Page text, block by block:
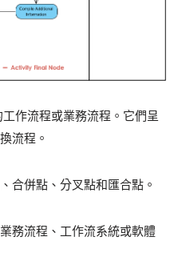
作流程或業務流程。它們呈
流程。
合併點、分叉點和匯合點。
務流程、工作流系統或軟體